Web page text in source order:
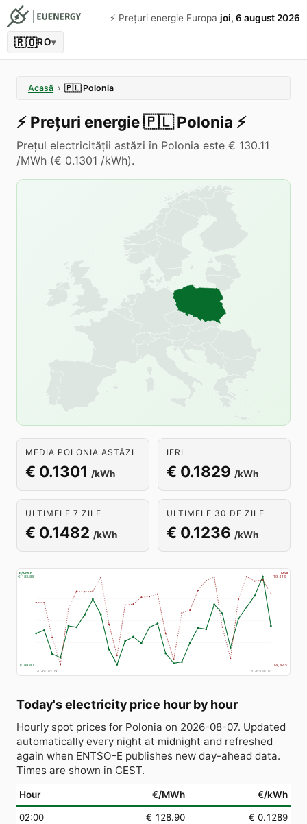
⚡️ Prețuri energie Europa joi, 6 august 2026
🇷🇴RO▾
Acasă › 🇵🇱 Polonia
⚡️ Prețuri energie🇵🇱 Polonia ⚡️
Prețul electricității astăzi în Polonia este € 130.11
/MWh (€ 0.1301 /kWh).
MEDIA POLONIA ASTĂZI
€ 0.1301 /kWh
IERI
€ 0.1829 /kWh
ULTIMELE 7 ZILE
€ 0.1482 /kWh
ULTIMELE 30 DE ZILE
€ 0.1236 /kWh
€ 182.88
€ 88.80
€/MWh
19,416
14,445
MW
2026-07-09 2026-08-07
Today's electricity price hour by hour
Hourly spot prices for Polonia on 2026-08-07. Updated
automatically every night at midnight and refreshed
again when ENTSO-E publishes new day-ahead data.
Times are shown in CEST.
Hour €/MWh €/kWh
02:00 € 128.90
€ 0.1289